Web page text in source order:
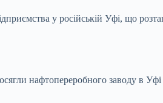
у російській Уфі, що
нафтопереробного заводу